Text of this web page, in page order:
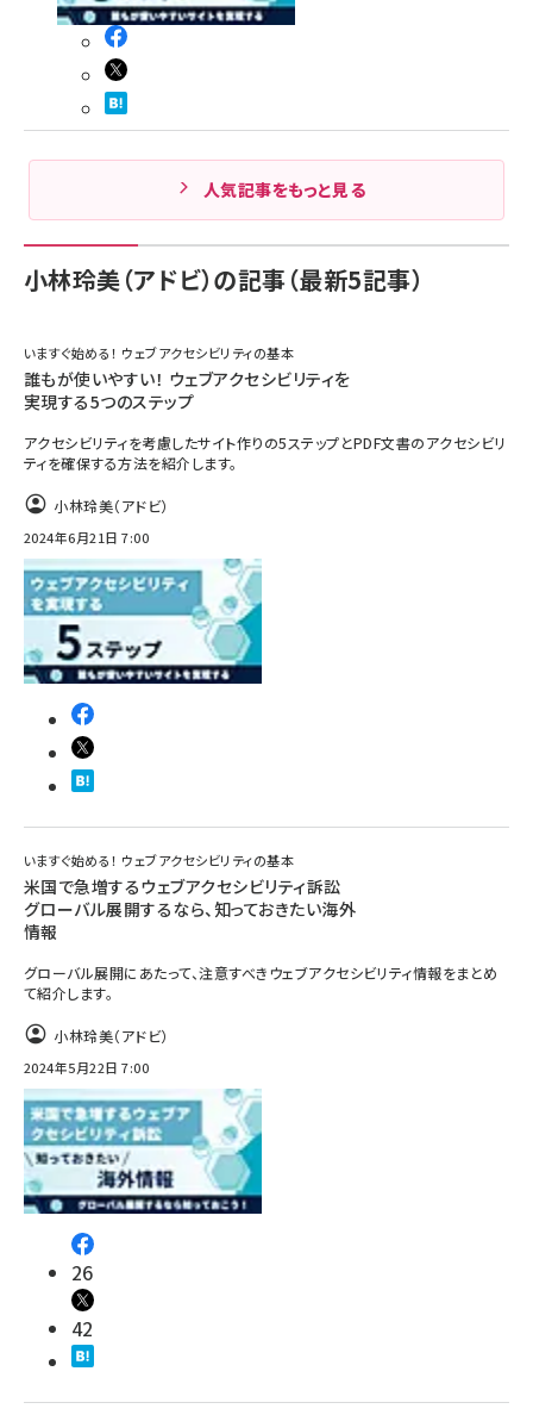
人気記事をもっと見る
小林玲美（アドビ）の記事（最新5記事）
いますぐ始める！ ウェブアクセシビリティの基本
誰もが使いやすい！ ウェブアクセシビリティを
実現する5つのステップ
アクセシビリティを考慮したサイト作りの5ステップとPDF文書のアクセシビリ
ティを確保する方法を紹介します。
小林玲美（アドビ）
2024年6月21日 7:00
いますぐ始める！ ウェブアクセシビリティの基本
米国で急増するウェブアクセシビリティ訴訟
グローバル展開するなら、知っておきたい海外
情報
グローバル展開にあたって、注意すべきウェブアクセシビリティ情報をまとめ
て紹介します。
小林玲美（アドビ）
2024年5月22日 7:00
26
42